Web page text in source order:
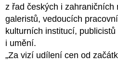
z řad českých i zahraničních
galeristů, vedoucích
kulturních institucí,
i umění.
„Za vizí udílení cen od